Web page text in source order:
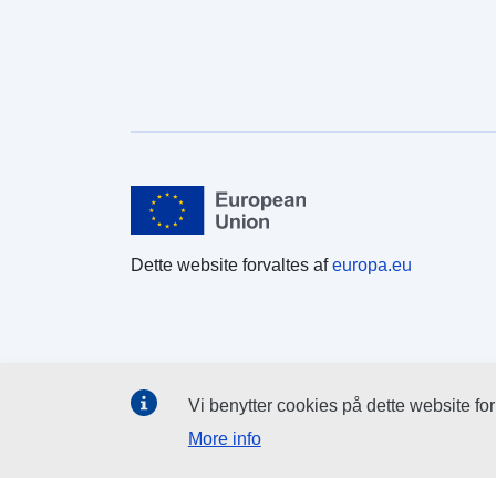
Dette website forvaltes afeuropa.eu
Vi benytter cookies på dette website
More info